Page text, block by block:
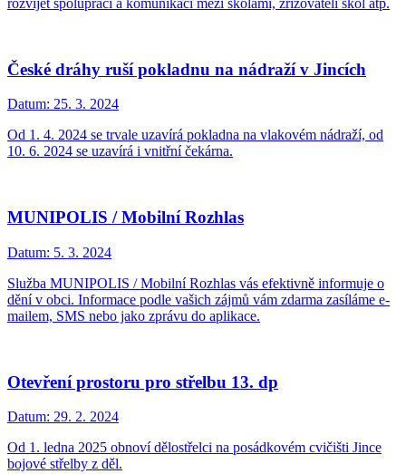
rozvíjet spolupráci a komunikaci mezi školami, zřizovateli škol atp.
České dráhy ruší pokladnu na nádraží v Jincích
Datum: 25. 3. 2024
Od 1. 4. 2024 se trvale uzavírá pokladna na vlakovém nádraží, od
10. 6. 2024 se uzavírá i vnitřní čekárna.
MUNIPOLIS / Mobilní Rozhlas
Datum: 5. 3. 2024
Služba MUNIPOLIS / Mobilní Rozhlas vás efektivně informuje o
dění v obci. Informace podle vašich zájmů vám zdarma zasíláme e-
mailem, SMS nebo jako zprávu do aplikace.
Otevření prostoru pro střelbu 13. dp
Datum: 29. 2. 2024
Od 1. ledna 2025 obnoví dělostřelci na posádkovém cvičišti Jince
bojové střelby z děl.